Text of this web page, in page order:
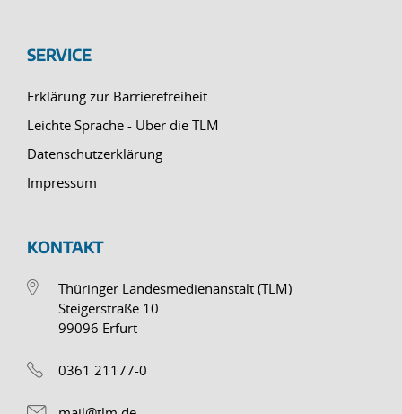
SERVICE
Erklärung zur Barrierefreiheit
Leichte Sprache - Über die TLM
Datenschutzerklärung
Impressum
KONTAKT
Thüringer Landesmedienanstalt (TLM)
Steigerstraße 10
99096 Erfurt
0361 21177-0